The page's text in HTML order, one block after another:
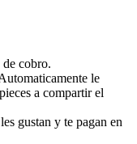
cobro.
le
a compartir el
gustan y te pagan en